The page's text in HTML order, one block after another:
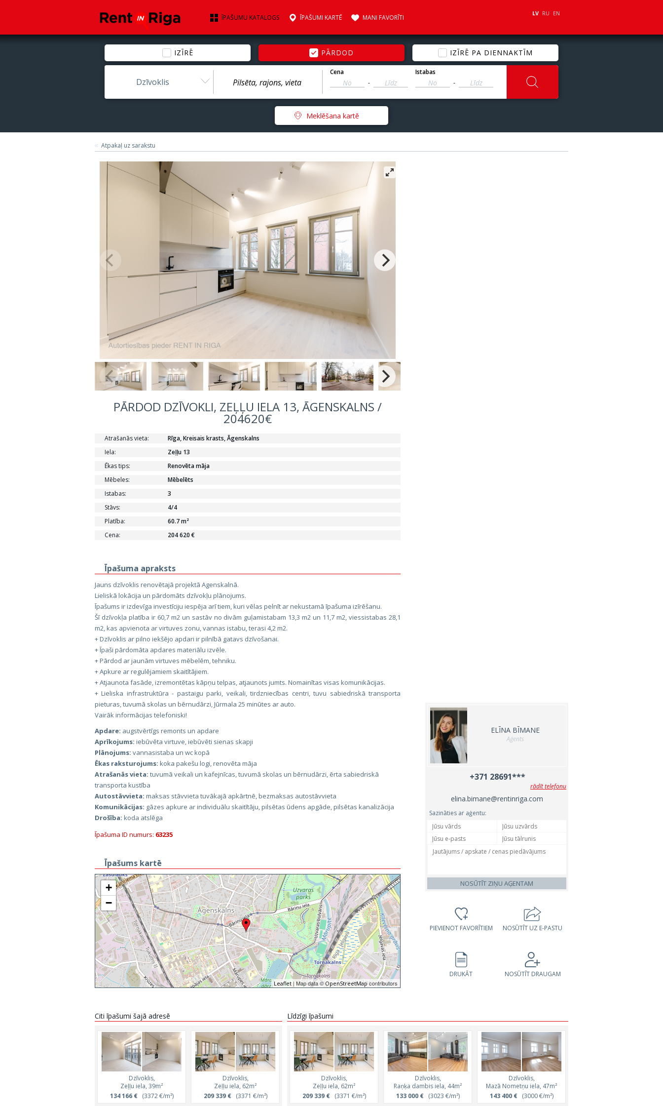
ĪPAŠUMU KATALOGS ĪPAŠUMI KARTĒ MANI FAVORĪTI
LV RU EN
IZĪRĒ PĀRDOD IZĪRĒ PA DIENNAKTĪM
Dzīvoklis
Cena
-
Istabas
-
Meklēšana kartē
Atpakaļ uz sarakstu
PĀRDOD DZĪVOKLI, ZEĻĻU IELA 13, ĀGENSKALNS /
204620€
Atrašanās vieta:
Rīga, Kreisais krasts, Āgenskalns
Iela:
Zeļļu 13
Ēkas tips:
Renovēta māja
Mēbeles:
Mēbelēts
Istabas:
3
Stāvs:
4/4
Platība:
60.7 m²
Cena:
204 620 €
Īpašuma apraksts
Jauns dzīvoklis renovētajā projektā Agenskalnā.
Lieliskā lokācija un pārdomāts dzīvokļu plānojums.
Īpašums ir izdevīga investīciju iespēja arī tiem, kuri vēlas pelnīt ar nekustamā īpašuma izīrēšanu.
Šī dzīvokļa platība ir 60,7 m2 un sastāv no divām guļamistabam 13,3 m2 un 11,7 m2, viessistabas 28,1
m2, kas apvienota ar virtuves zonu, vannas istabu, terasi 4,2 m2.
+ Dzīvoklis ar pilno iekšējo apdari ir pilnībā gatavs dzīvošanai.
+ Īpaši pārdomāta apdares materiālu izvēle.
+ Pārdod ar jaunām virtuves mēbelēm, tehniku.
+ Apkure ar regulējamiem skaitītājiem.
+ Atjaunota fasāde, izremontētas kāpņu telpas, atjaunots jumts. Nomainītas visas komunikācijas.
+ Lieliska infrastruktūra - pastaigu parki, veikali, tirdzniecības centri, tuvu sabiedriskā transporta
pieturas, tuvumā skolas un bērnudārzi, Jūrmala 25 minūtes ar auto.
Vairāk informācijas telefoniski!
Apdare: augstvērtīgs remonts un apdare
Aprīkojums: iebūvēta virtuve, iebūvēti sienas skapji
Plānojums: vannasistaba un wc kopā
Ēkas raksturojums: koka pakešu logi, renovēta māja
Atrašanās vieta: tuvumā veikali un kafejnīcas, tuvumā skolas un bērnudārzi, ērta sabiedriskā
transporta kustība
Autostāvvieta: maksas stāvvieta tuvākajā apkārtnē, bezmaksas autostāvvieta
Komunikācijas: gāzes apkure ar individuālu skaitītāju, pilsētas ūdens apgāde, pilsētas kanalizācija
Drošība: koda atslēga
Īpašuma ID numurs: 63235
Īpašums kartē
+
−
Leaflet | Map data ©OpenStreetMapcontributors
ELĪNA BĪMANE
Aģents
+371 28691***
rādīt telefonu
elina.bimane@rentinriga.com
Sazināties ar aģentu:
NOSŪTĪT ZIŅU AĢENTAM
PIEVIENOT FAVORĪTIEM NOSŪTĪT UZ E-PASTU
DRUKĀT NOSŪTĪT DRAUGAM
Citi īpašumi šajā adresē
Dzīvoklis,
Zeļļu iela, 39m²
134 166 €(3372 €/m²)
Dzīvoklis,
Zeļļu iela, 62m²
209 339 €(3371 €/m²)
Līdzīgi īpašumi
Dzīvoklis,
Zeļļu iela, 62m²
209 339 €(3371 €/m²)
Dzīvoklis,
Raņķa dambis iela, 44m²
133 000 €(3023 €/m²)
Dzīvoklis,
Mazā Nometņu iela, 47m²
143 400 €(3000 €/m²)